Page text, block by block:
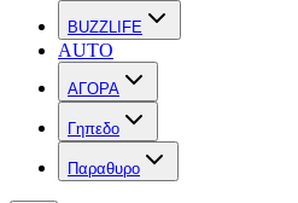
BUZZLIFE
AUTO
ΑΓΟΡΑ
Γηπεδο
Παραθυρο